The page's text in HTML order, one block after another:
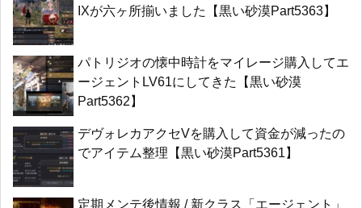
IXが六ヶ所揃いました【黒い砂漠Part5363】
パトリジオの懐中時計をマイレージ購入してエ
ージェントLV61にしてきた【黒い砂漠
Part5362】
デヴォレカアクセVを購入して資金が減ったの
でアイテム整理【黒い砂漠Part5361】
定期メンテ後情報 / 新クラス「エージェント」